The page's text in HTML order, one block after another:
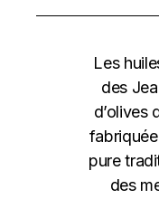
Les
des
d’olives
pure
des